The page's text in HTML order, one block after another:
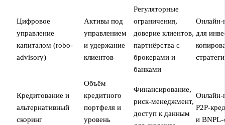
Цифровое
управление
капиталом (robo-
advisory)
Активы под
управлением
и удержание
клиентов
Регуляторные
ограничения,
доверие клиентов,
партнёрства с
брокерами и
банками
для
Кредитование и
альтернативный
скоринг
Объём
кредитного
портфеля и
уровень
Финансирование,
риск‑менеджмент,
доступ к данным
и